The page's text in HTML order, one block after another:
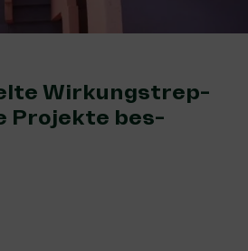
Wir­kungs­trep­
Pro­jek­te bes­